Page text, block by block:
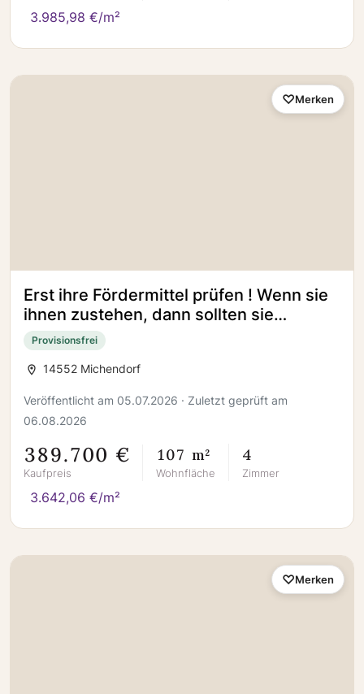
3.985,98 €/m²
Erst ihre Fördermittel prüfen ! Wenn sie
ihnen zustehen, dann sollten sie
unbedingt bauen !
Provisionsfrei
14552 Michendorf
Veröffentlicht am 05.07.2026 · Zuletzt geprüft am
06.08.2026
389.700 €
Kaufpreis
107 m²
Wohnfläche
4
Zimmer
3.642,06 €/m²
Merken
Merken